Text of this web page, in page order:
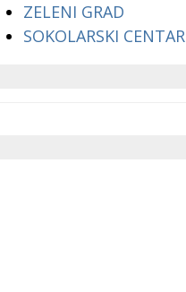
ZELENI GRAD
SOKOLARSKI CENTAR